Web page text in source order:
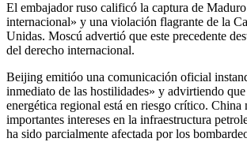
El embajador ruso calificó la captura de
internacional» y una violación flagrante de la
Unidas. Moscú advertió que este precedente
del derecho internacional.
Beijing emitióo una comunicación oficial
inmediato de las hostilidades» y advirtiendo
energética regional está en riesgo crítico. China
importantes intereses en la infraestructura
ha sido parcialmente afectada por los